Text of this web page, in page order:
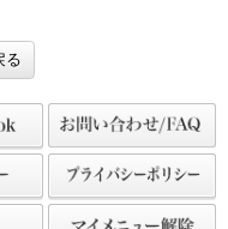
売開始
部屋で、Let'sアヴ